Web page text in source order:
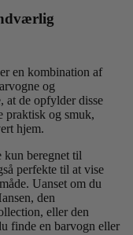
en kombination af
og
at de opfylder disse
praktisk og smuk,
hjem.
kun beregnet til
perfekte til at vise
Uanset om du
den
eller den
finde en barvogn eller